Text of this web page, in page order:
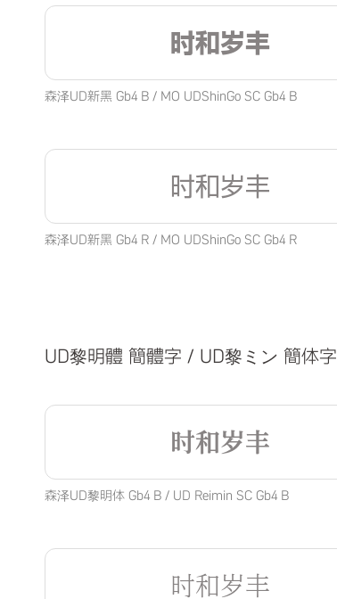
时和岁丰
森泽UD新黑 Gb4 B / MO UDShinGo SC Gb4 B
时和岁丰
森泽UD新黑 Gb4 R / MO UDShinGo SC Gb4 R
UD黎明體 簡體字 / UD黎ミン 簡体字
时和岁丰
森泽UD黎明体 Gb4 B / UD Reimin SC Gb4 B
时和岁丰